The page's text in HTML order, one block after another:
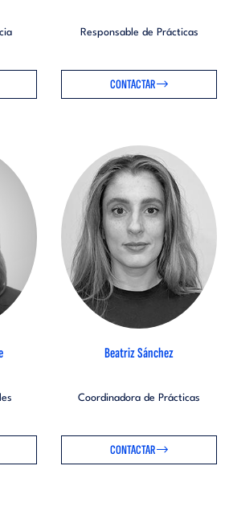
Responsable de Prácticas
CONTACTAR
Beatriz Sánchez
Coordinadora de Prácticas
CONTACTAR